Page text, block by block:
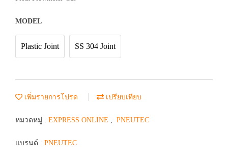
MODEL
Plastic Joint SS 304 Joint
เพิ่มรายการโปรด เปรียบเทียบ
หมวดหมู่ : EXPRESS ONLINE , PNEUTEC
แบรนด์ : PNEUTEC